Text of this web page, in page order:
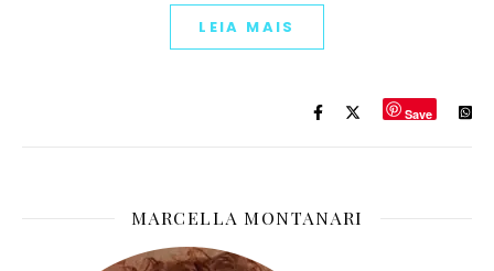
LEIA MAIS
Save
MARCELLA MONTANARI